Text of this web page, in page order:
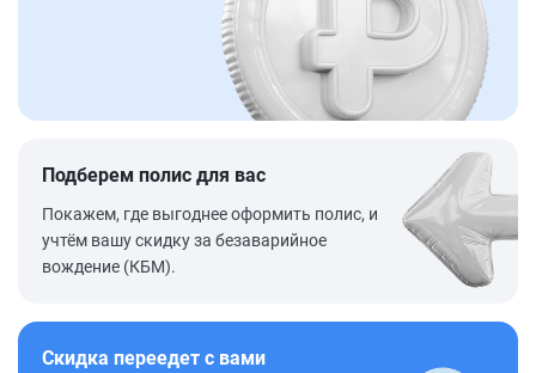
Подберем полис для вас
Покажем, где выгоднее оформить полис, и
учтём вашу скидку за безаварийное
вождение (КБМ).
Скидка переедет с вами